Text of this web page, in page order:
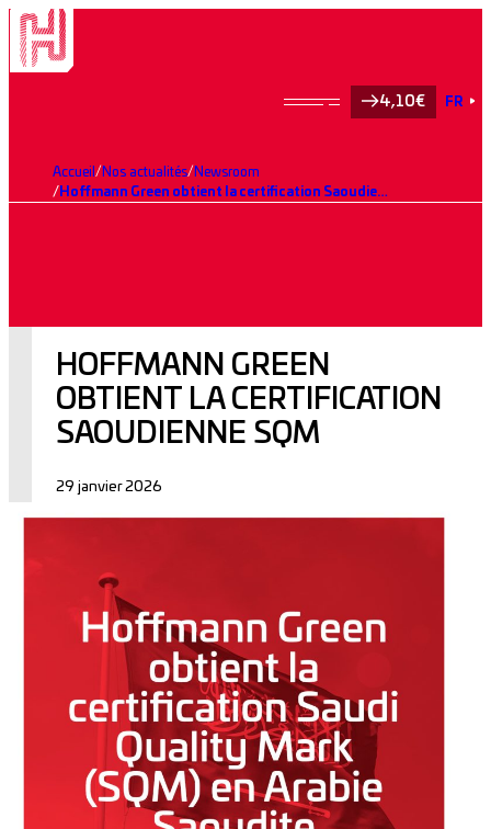
4,10€ FR
Accueil Nos actualités
Newsroom
Hoffmann Green obtient la certification Saoudienne SQM
HOFFMANN GREEN
OBTIENT LA CERTIFICATION
SAOUDIENNE SQM
29 janvier 2026